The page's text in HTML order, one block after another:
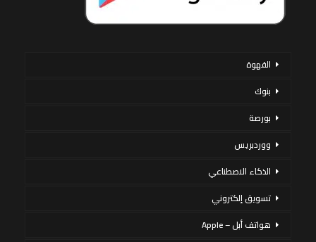
القهوة
بنوك
بورصة
ووردبريس
الذكاء الاصطناعي
تسويق إلكتروني
هواتف أبل – Apple